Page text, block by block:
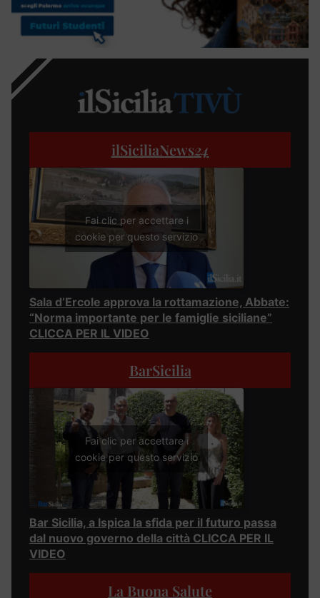
ilSiciliaNews24
Fai clic per accettare i
cookie per questo servizio
Sala d’Ercole approva la rottamazione, Abbate:
“Norma importante per le famiglie siciliane”
CLICCA PER IL VIDEO
BarSicilia
Fai clic per accettare i
cookie per questo servizio
Bar Sicilia, a Ispica la sfida per il futuro passa
dal nuovo governo della città CLICCA PER IL
VIDEO
La Buona Salute